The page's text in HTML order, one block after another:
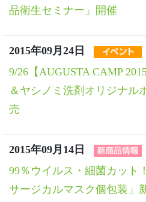
品衛生セミナー」開催
2015年09月24日
9/26【AUGUSTA CAMP
＆ヤシノミ洗剤オリジナル
売
2015年09月14日
99％ウイルス・細菌カット
サージカルマスク個包装」